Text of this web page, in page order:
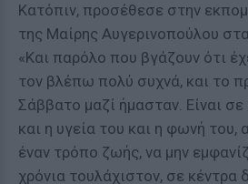
Κατόπιν, προσέθεσε στην
της Μαίρης Αυγερινοπούλου
«Και παρόλο που βγάζουν ότι
τον βλέπω πολύ συχνά, και το
Σάββατο μαζί ήμασταν. Είναι
και η υγεία του και η φωνή του,
έναν τρόπο ζωής, να μην
χρόνια τουλάχιστον, σε κέντρα